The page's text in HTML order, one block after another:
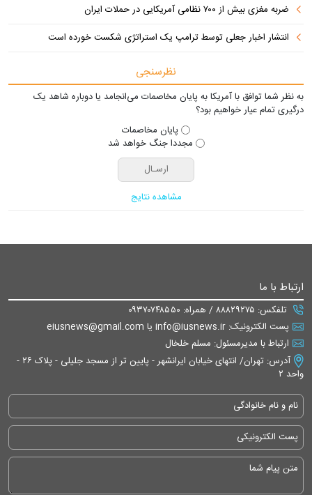
ضربه مغزی بیش از ۷۰۰ نظامی آمریکایی در حملات ایران
انتشار اخبار جعلی توسط ترامپ یک استراتژی شکست خورده است
نظرسنجی
به نظر شما توافق با آمریکا به پایان مخاصمات می‌انجامد یا دوباره شاهد یک
درگیری تمام عیار خواهیم بود؟
پایان مخاصمات
مجددا جنگ خواهد شد
مشاهده نتایج
ارتباط با ما
تلفکس: ۸۸۸۲۹۲۷۵ / همراه: ۰۹۳۷۰۷۴۸۵۵۰
پست الکترونیک: info@iusnews.ir یا eiusnews@gmail.com
ارتباط با مدیرمسئول: مسلم خلخال
آدرس: تهران/ انتهای خیابان ایرانشهر - پایین تر از مسجد جلیلی - پلاک ۲۶ -
واحد ۲